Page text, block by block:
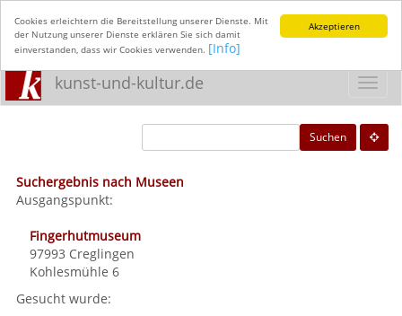
Akzeptieren
Cookies erleichtern die Bereitstellung unserer Dienste. Mit
der Nutzung unserer Dienste erklären Sie sich damit
einverstanden, dass wir Cookies verwenden. [Info]
kunst-und-kultur.de
Suchen
Suchergebnis nach Museen
Ausgangspunkt:
Fingerhutmuseum
97993 Creglingen
Kohlesmühle 6
Gesucht wurde: